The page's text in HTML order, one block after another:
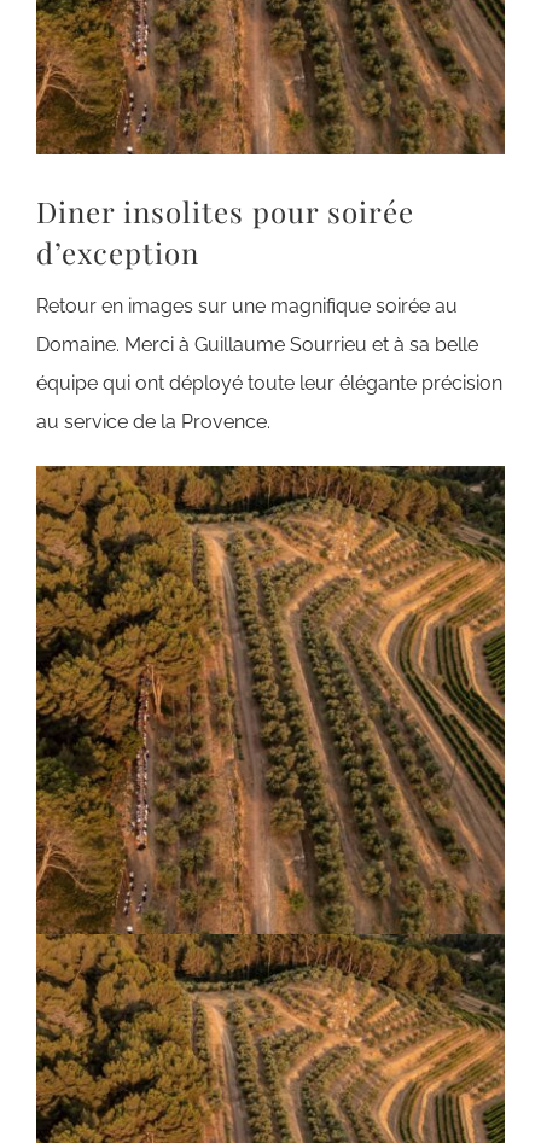
Diner insolites pour soirée
d’exception
Retour en images sur une magnifique soirée au
Domaine. Merci à Guillaume Sourrieu et à sa belle
équipe qui ont déployé toute leur élégante précision
au service de la Provence.